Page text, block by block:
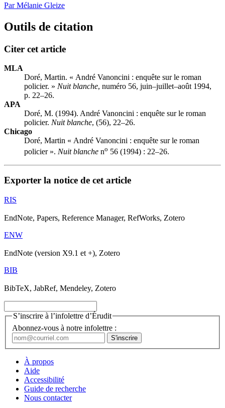
Par Mélanie Gleize
Outils de citation
Citer cet article
MLA
Doré, Martin. « André Vanoncini : enquête sur le roman
policier. » Nuit blanche, numéro 56, juin–juillet–août 1994,
p. 22–26.
APA
Doré, M. (1994). André Vanoncini : enquête sur le roman
policier. Nuit blanche, (56), 22–26.
Chicago
Doré, Martin « André Vanoncini : enquête sur le roman
policier ». Nuit blanche no 56 (1994) : 22–26.
Exporter la notice de cet article
RIS
EndNote, Papers, Reference Manager, RefWorks, Zotero
ENW
EndNote (version X9.1 et +), Zotero
BIB
BibTeX, JabRef, Mendeley, Zotero
S’inscrire à l’infolettre d’Érudit
Abonnez-vous à notre infolettre :
À propos
Aide
Accessibilité
Guide de recherche
Nous contacter